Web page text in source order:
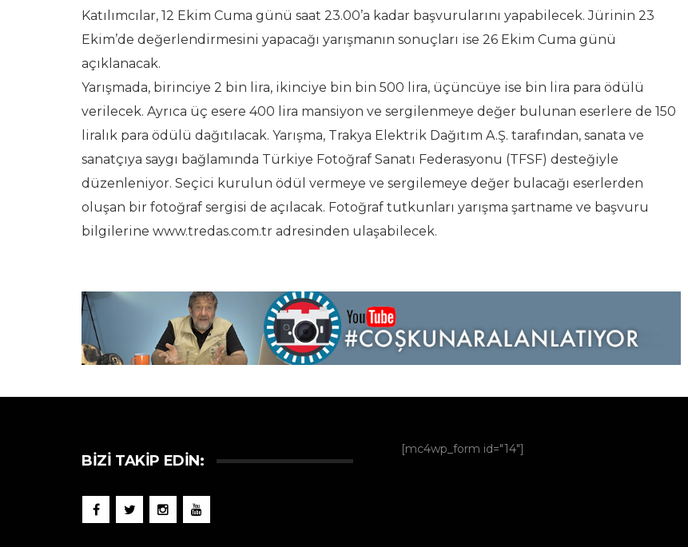
Katılımcılar, 12 Ekim Cuma günü saat 23.00’a kadar başvurularını yapabilecek. Jürinin 23
Ekim’de değerlendirmesini yapacağı yarışmanın sonuçları ise 26 Ekim Cuma günü
açıklanacak.
Yarışmada, birinciye 2 bin lira, ikinciye bin bin 500 lira, üçüncüye ise bin lira para ödülü
verilecek. Ayrıca üç esere 400 lira mansiyon ve sergilenmeye değer bulunan eserlere de 150
liralık para ödülü dağıtılacak. Yarışma, Trakya Elektrik Dağıtım A.Ş. tarafından, sanata ve
sanatçıya saygı bağlamında Türkiye Fotoğraf Sanatı Federasyonu (TFSF) desteğiyle
düzenleniyor. Seçici kurulun ödül vermeye ve sergilemeye değer bulacağı eserlerden
oluşan bir fotoğraf sergisi de açılacak. Fotoğraf tutkunları yarışma şartname ve başvuru
bilgilerine www.tredas.com.tr adresinden ulaşabilecek.
BIZI TAKIP EDIN:
[mc4wp_form id="14"]